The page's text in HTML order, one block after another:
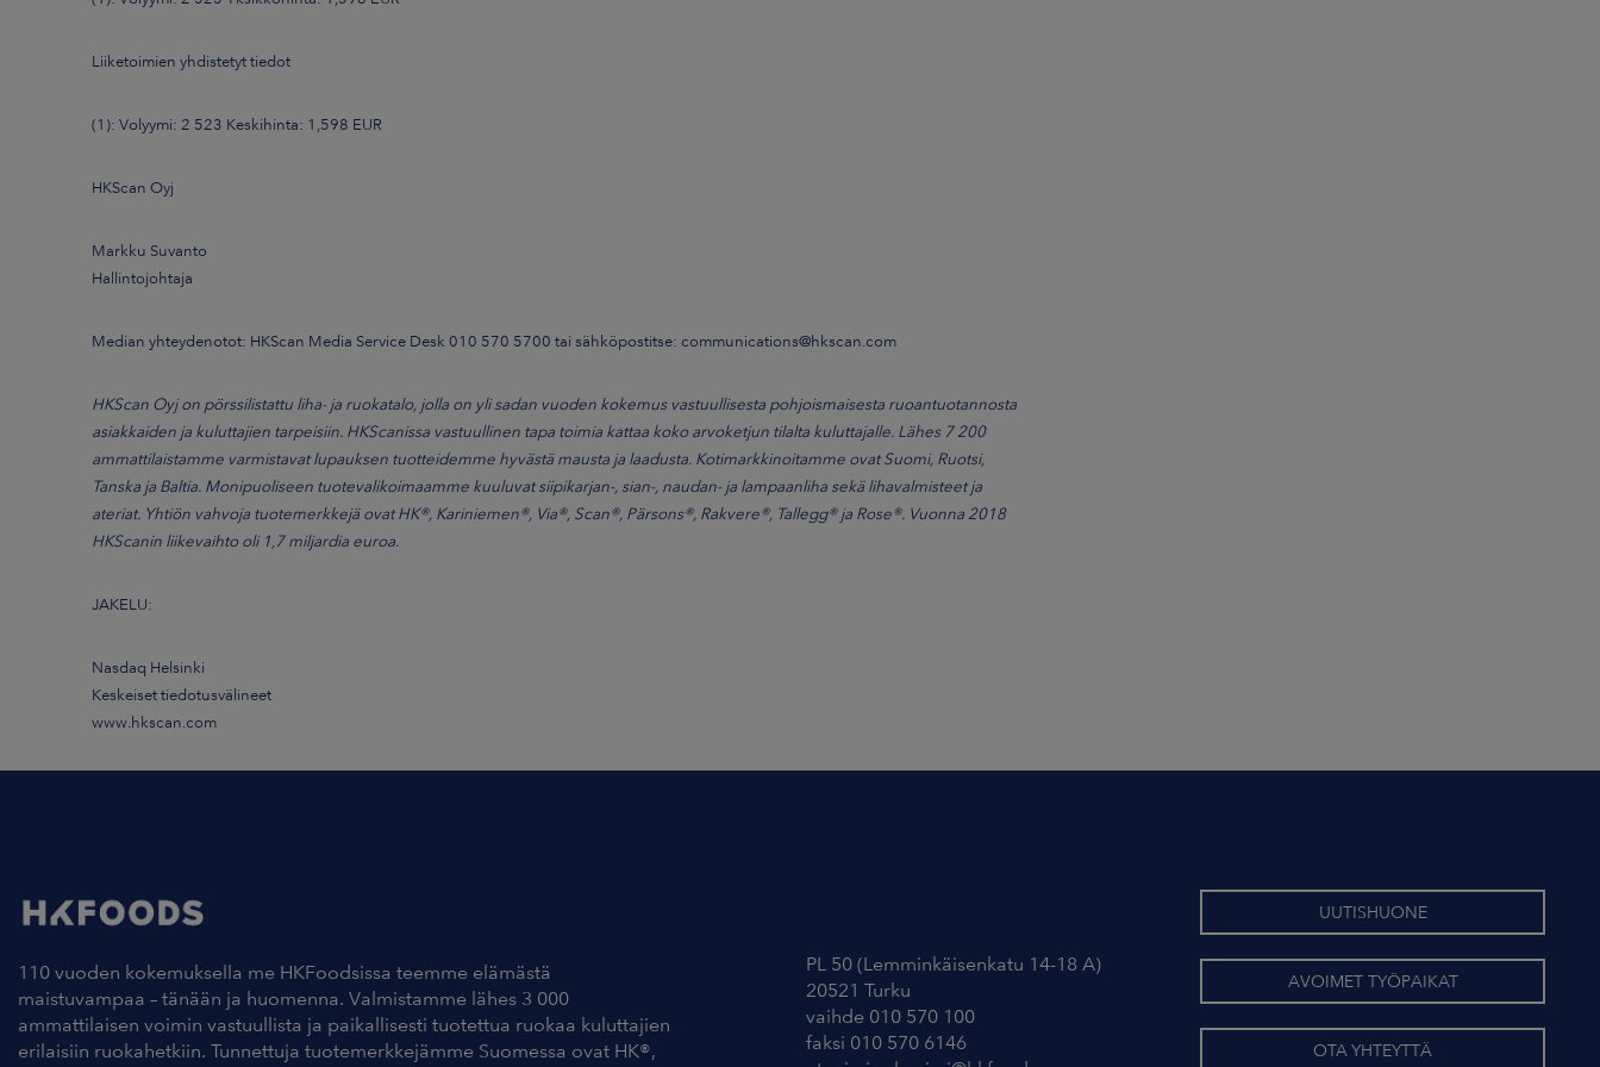
Liiketoimien yhdistetyt tiedot
(1): Volyymi: 2 523 Keskihinta: 1,598 EUR
HKScan Oyj
Markku Suvanto
Hallintojohtaja
Median yhteydenotot: HKScan Media Service Desk 010 570 5700 tai sähköpostitse: communications@hkscan.com
HKScan Oyj on pörssilistattu liha- ja ruokatalo, jolla on yli sadan vuoden kokemus vastuullisesta pohjoismaisesta ruoantuotannosta
asiakkaiden ja kuluttajien tarpeisiin. HKScanissa vastuullinen tapa toimia kattaa koko arvoketjun tilalta kuluttajalle. Lähes 7 200
ammattilaistamme varmistavat lupauksen tuotteidemme hyvästä mausta ja laadusta. Kotimarkkinoitamme ovat Suomi, Ruotsi,
Tanska ja Baltia. Monipuoliseen tuotevalikoimaamme kuuluvat siipikarjan-, sian-, naudan- ja lampaanliha sekä lihavalmisteet ja
ateriat. Yhtiön vahvoja tuotemerkkejä ovat HK®, Kariniemen®, Via®, Scan®, Pärsons®, Rakvere®, Tallegg® ja Rose®. Vuonna 2018
HKScanin liikevaihto oli 1,7 miljardia euroa.
JAKELU:
Nasdaq Helsinki
Keskeiset tiedotusvälineet
www.hkscan.com
110 vuoden kokemuksella me HKFoodsissa teemme elämästä
maistuvampaa – tänään ja huomenna. Valmistamme lähes 3 000
ammattilaisen voimin vastuullista ja paikallisesti tuotettua ruokaa kuluttajien
erilaisiin ruokahetkiin. Tunnettuja tuotemerkkejämme Suomessa ovat HK®,
PL 50 (Lemminkäisenkatu 14-18 A)
20521 Turku
vaihde 010 570 100
faksi 010 570 6146
UUTISHUONE
AVOIMET TYÖPAIKAT
OTA YHTEYTTÄ